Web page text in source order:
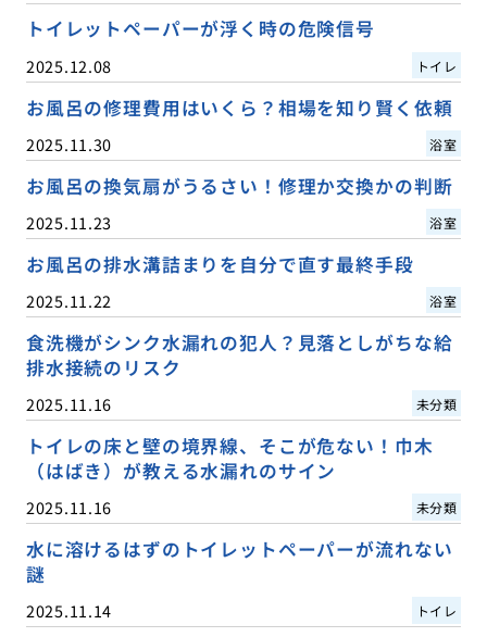
トイレットペーパーが浮く時の危険信号
2025.12.08 トイレ
お風呂の修理費用はいくら？相場を知り賢く依頼
2025.11.30 浴室
お風呂の換気扇がうるさい！修理か交換かの判断
2025.11.23 浴室
お風呂の排水溝詰まりを自分で直す最終手段
2025.11.22 浴室
食洗機がシンク水漏れの犯人？見落としがちな給
排水接続のリスク
2025.11.16 未分類
トイレの床と壁の境界線、そこが危ない！巾木
（はばき）が教える水漏れのサイン
2025.11.16 未分類
水に溶けるはずのトイレットペーパーが流れない
謎
2025.11.14 トイレ